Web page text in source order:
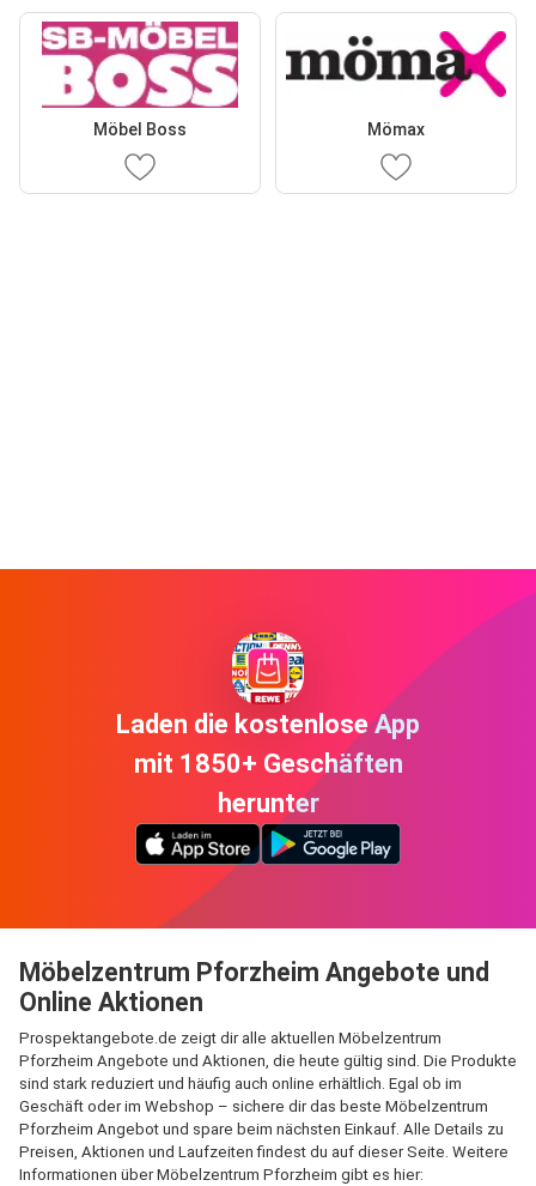
Möbel Boss Mömax
Laden die kostenlose App
mit 1850+ Geschäften
herunter
Möbelzentrum Pforzheim Angebote und
Online Aktionen
Prospektangebote.de zeigt dir alle aktuellen Möbelzentrum
Pforzheim Angebote und Aktionen, die heute gültig sind. Die Produkte
sind stark reduziert und häufig auch online erhältlich. Egal ob im
Geschäft oder im Webshop – sichere dir das beste Möbelzentrum
Pforzheim Angebot und spare beim nächsten Einkauf. Alle Details zu
Preisen, Aktionen und Laufzeiten findest du auf dieser Seite. Weitere
Informationen über Möbelzentrum Pforzheim gibt es hier: